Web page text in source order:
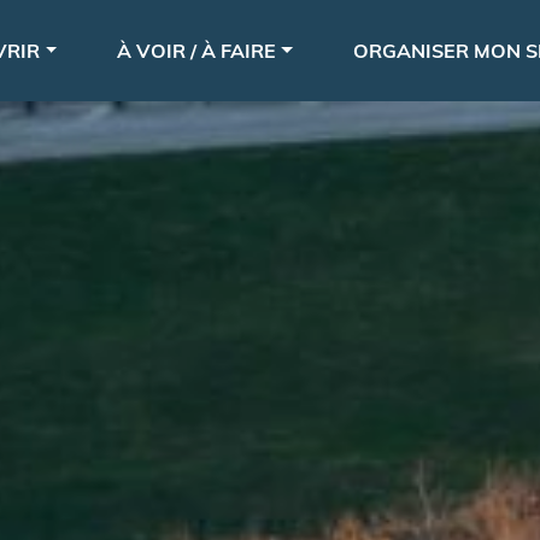
au
principal
À VOIR / À FAIRE ORGANISER MON